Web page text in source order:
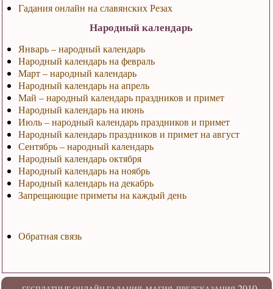
Гадания онлайн на славянских Резах
Народный календарь
Январь – народный календарь
Народный календарь на февраль
Март – народный календарь
Народный календарь на апрель
Май – народный календарь праздников и примет
Народный календарь на июнь
Июль – народный календарь праздников и примет
Народный календарь праздников и примет на август
Сентябрь – народный календарь
Народный календарь октября
Народный календарь на ноябрь
Народный календарь на декабрь
Запрещающие приметы на каждый день
Обратная связь